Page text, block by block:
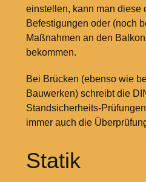
einstellen, kann man diese
Befestigungen oder (noch
Maßnahmen an den
bekommen.
Bei Brücken (ebenso wie
Bauwerken) schreibt die
Standsicherheits-
immer auch die
Statik